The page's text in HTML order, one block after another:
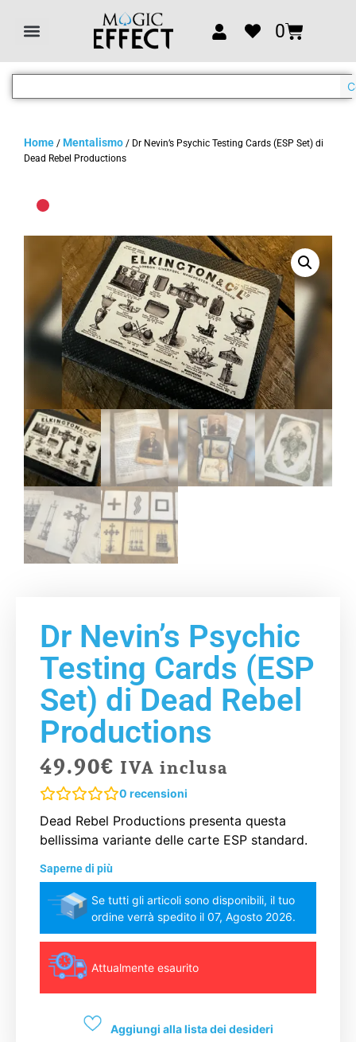
0
Home / Mentalismo / Dr Nevin’s Psychic Testing Cards (ESP Set) di
Dead Rebel Productions
Dr Nevin’s Psychic
Testing Cards (ESP
Set) di Dead Rebel
Productions
49.90€ IVA inclusa
0 recensioni
Dead Rebel Productions presenta questa
bellissima variante delle carte ESP standard.
Saperne di più
Se tutti gli articoli sono disponibili, il tuo
ordine verrà spedito il 07, Agosto 2026.
Attualmente esaurito
Aggiungi alla lista dei desideri